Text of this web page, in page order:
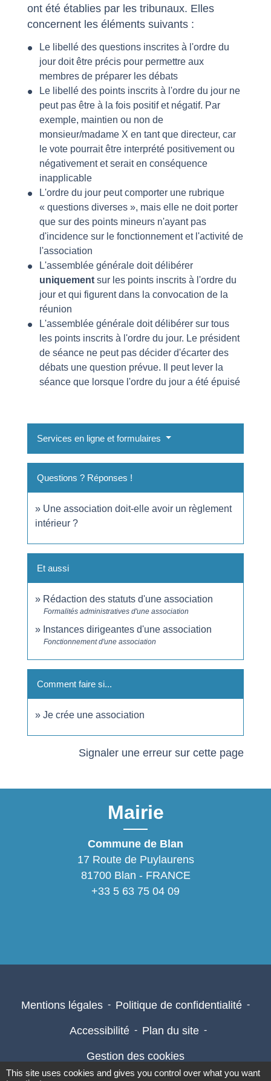
ont été établies par les tribunaux. Elles
concernent les éléments suivants :
Le libellé des questions inscrites à l'ordre du
jour doit être précis pour permettre aux
membres de préparer les débats
Le libellé des points inscrits à l'ordre du jour ne
peut pas être à la fois positif et négatif. Par
exemple, maintien ou non de
monsieur/madame X en tant que directeur, car
le vote pourrait être interprété positivement ou
négativement et serait en conséquence
inapplicable
L'ordre du jour peut comporter une rubrique
« questions diverses », mais elle ne doit porter
que sur des points mineurs n'ayant pas
d'incidence sur le fonctionnement et l'activité de
l'association
L'assemblée générale doit délibérer
uniquement sur les points inscrits à l'ordre du
jour et qui figurent dans la convocation de la
réunion
L'assemblée générale doit délibérer sur tous
les points inscrits à l'ordre du jour. Le président
de séance ne peut pas décider d'écarter des
débats une question prévue. Il peut lever la
séance que lorsque l'ordre du jour a été épuisé
Services en ligne et formulaires
Questions ? Réponses !
Une association doit-elle avoir un règlement
intérieur ?
Et aussi
Rédaction des statuts d'une association
Formalités administratives d'une association
Instances dirigeantes d'une association
Fonctionnement d'une association
Comment faire si...
Je crée une association
Signaler une erreur sur cette page
Mairie
Commune de Blan
17 Route de Puylaurens
81700 Blan - FRANCE
+33 5 63 75 04 09
Mentions légales - Politique de confidentialité -
Accessibilité - Plan du site -
Gestion des cookies
This site uses cookies and gives you control over what you want